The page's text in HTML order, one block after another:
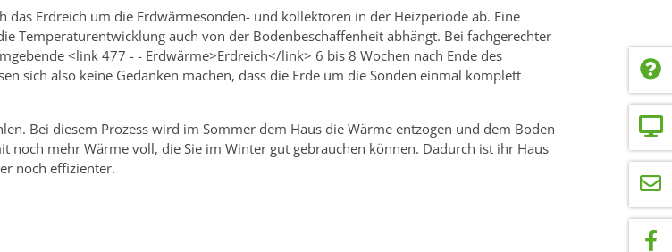
Erdreich um die Erdwärmesonden- und kollektoren in der Heizperiode ab. Eine
Temperaturentwicklung auch von der Bodenbeschaffenheit abhängt. Bei fachgerechter
<link 477 - - Erdwärme>Erdreich</link> 6 bis 8 Wochen nach Ende des
sich also keine Gedanken machen, dass die Erde um die Sonden einmal komplett
Bei diesem Prozess wird im Sommer dem Haus die Wärme entzogen und dem Boden
noch mehr Wärme voll, die Sie im Winter gut gebrauchen können. Dadurch ist ihr Haus
noch effizienter.